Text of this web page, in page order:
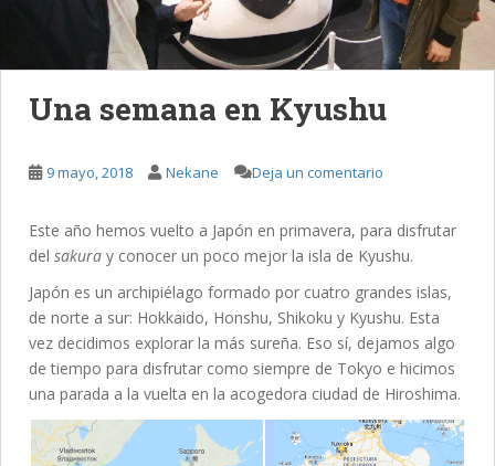
Una semana en Kyushu
9 mayo, 2018 Nekane Deja un comentario
Este año hemos vuelto a Japón en primavera, para disfrutar
del sakura y conocer un poco mejor la isla de Kyushu.
Japón es un archipiélago formado por cuatro grandes islas,
de norte a sur: Hokkaido, Honshu, Shikoku y Kyushu. Esta
vez decidimos explorar la más sureña. Eso sí, dejamos algo
de tiempo para disfrutar como siempre de Tokyo e hicimos
una parada a la vuelta en la acogedora ciudad de Hiroshima.